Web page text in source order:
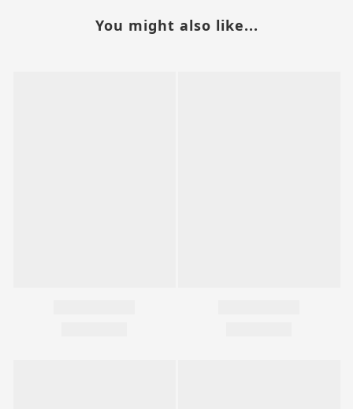
You might also like...